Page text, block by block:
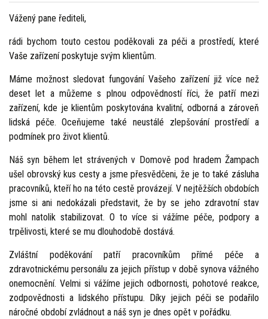
Vážený pane řediteli,
rádi bychom touto cestou poděkovali za péči a prostředí, které
Vaše zařízení poskytuje svým klientům.
Máme možnost sledovat fungování Vašeho zařízení již více než
deset let a můžeme s plnou odpovědností říci, že patří mezi
zařízení, kde je klientům poskytována kvalitní, odborná a zároveň
lidská péče. Oceňujeme také neustálé zlepšování prostředí a
podmínek pro život klientů.
Náš syn během let strávených v Domově pod hradem Žampach
ušel obrovský kus cesty a jsme přesvědčeni, že je to také zásluha
pracovníků, kteří ho na této cestě provázejí. V nejtěžších obdobích
jsme si ani nedokázali představit, že by se jeho zdravotní stav
mohl natolik stabilizovat. O to více si vážíme péče, podpory a
trpělivosti, které se mu dlouhodobě dostává.
Zvláštní poděkování patří pracovníkům přímé péče a
zdravotnickému personálu za jejich přístup v době synova vážného
onemocnění. Velmi si vážíme jejich odbornosti, pohotové reakce,
zodpovědnosti a lidského přístupu. Díky jejich péči se podařilo
náročné období zvládnout a náš syn je dnes opět v pořádku.